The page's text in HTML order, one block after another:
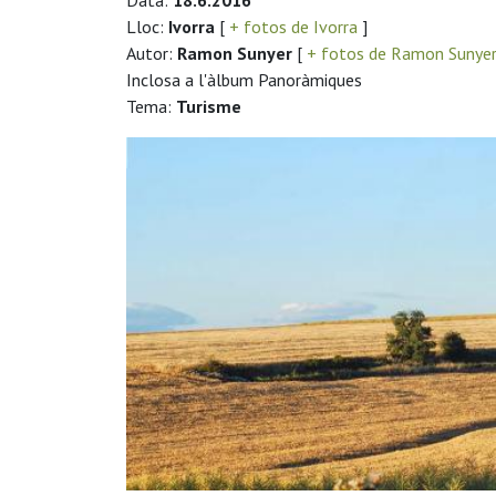
Lloc: Ivorra [ + fotos de Ivorra ]
Autor: Ramon Sunyer [ + fotos de Ramon
Inclosa a l'àlbum Panoràmiques
Tema: Turisme